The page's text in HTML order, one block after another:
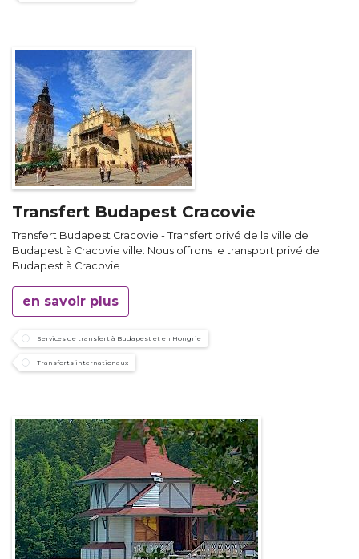
Transfert Budapest Cracovie
Transfert Budapest Cracovie - Transfert privé de la ville de
Budapest à Cracovie ville: Nous offrons le transport privé de
Budapest à Cracovie
en savoir plus
Services de transfert à Budapest et en Hongrie
Transferts internationaux